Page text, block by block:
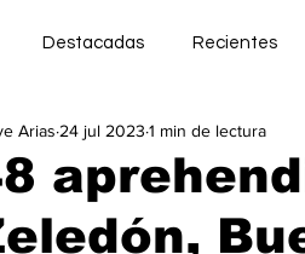
Destacadas Recientes
Arias 24 jul 2023 1 min de lectura